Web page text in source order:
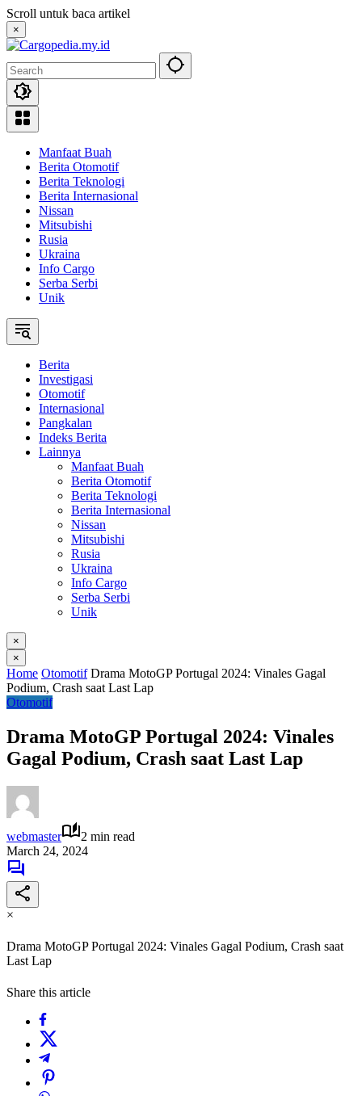
Skip
to
content
Scroll untuk baca artikel
×
Manfaat Buah
Berita Otomotif
Berita Teknologi
Berita Internasional
Nissan
Mitsubishi
Rusia
Ukraina
Info Cargo
Serba Serbi
Unik
Berita
Investigasi
Otomotif
Internasional
Pangkalan
Indeks Berita
Lainnya
Manfaat Buah
Berita Otomotif
Berita Teknologi
Berita Internasional
Nissan
Mitsubishi
Rusia
Ukraina
Info Cargo
Serba Serbi
Unik
×
×
Home Otomotif Drama MotoGP Portugal 2024: Vinales Gagal
Podium, Crash saat Last Lap
Otomotif
Drama MotoGP Portugal 2024: Vinales
Gagal Podium, Crash saat Last Lap
webmaster
2 min read
March 24, 2024
×
Drama MotoGP Portugal 2024: Vinales Gagal Podium, Crash saat
Last Lap
Share this article